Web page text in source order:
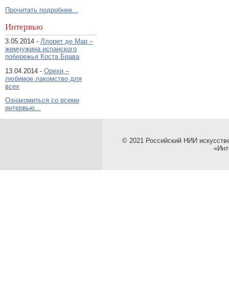
Прочитать подробнее...
Интервью
3.05.2014 - Ллорет де Мар –
жемчужина испанского
побережья Коста Брава
13.04.2014 - Орехи –
любимое лакомство для
всех
Ознакомиться со всеми
интервью...
© 2021 Российский НИИ